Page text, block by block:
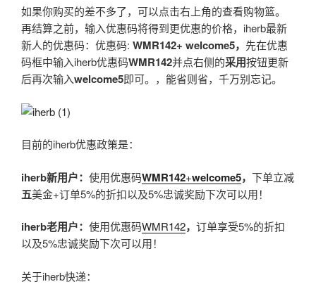
如果你购买的差不多了，可以点击右上角的查看购物篮。
再结算之前，输入优惠码将得到更优惠的价格，iherb最新
新人的优惠码：优惠码: WMR142+ welcome5， 先在优惠
码框中输入iherb优惠码WMR142并点右侧的采用按钮更新
后再次输入welcome5即可。，能省则省，千万别忘记。
目前的iherb优惠政策是：
iherb新用户： 使用优惠码WMR142+welcome5， 下单立减
五美金+订单5%的折扣以及5%忠诚奖励下次可以用！
iherb老用户： 使用优惠码WMR142， 订单享受5%的折扣
以及5%忠诚奖励下次可以用！
关于iherb快递：